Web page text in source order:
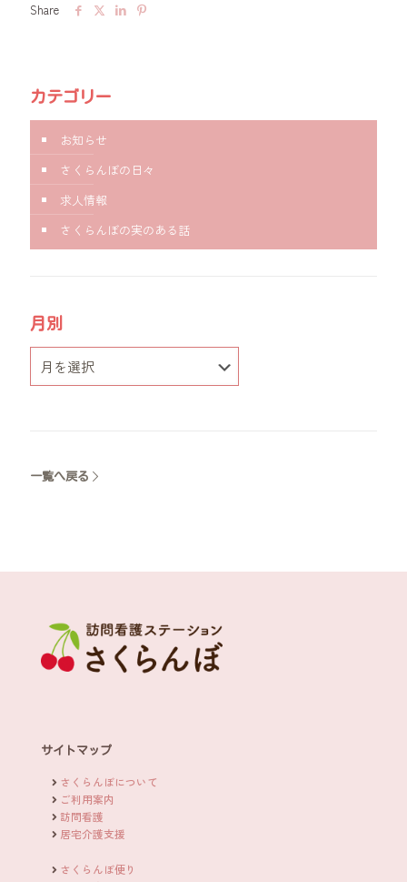
Share
カテゴリー
お知らせ
さくらんぼの日々
求人情報
さくらんぼの実のある話
月別
一覧へ戻る
サイトマップ
さくらんぼについて
ご利用案内
訪問看護
居宅介護支援
さくらんぼ便り